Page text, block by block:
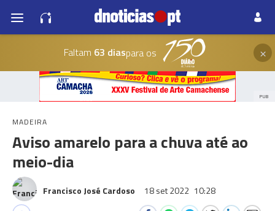
Faltam 63 diaspara os ×
PUB
MADEIRA
Aviso amarelo para a chuva até ao
meio-dia
Francisco José Cardoso 18 set 2022 10:28